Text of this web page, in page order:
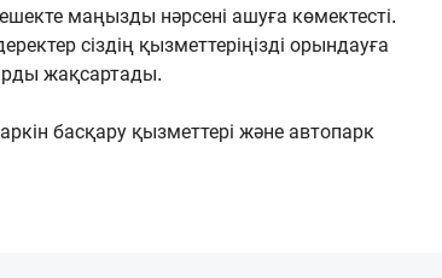
маңызды нәрсені ашуға көмектесті.
сіздің қызметтеріңізді орындауға
жақсартады.
басқару қызметтері және автопарк